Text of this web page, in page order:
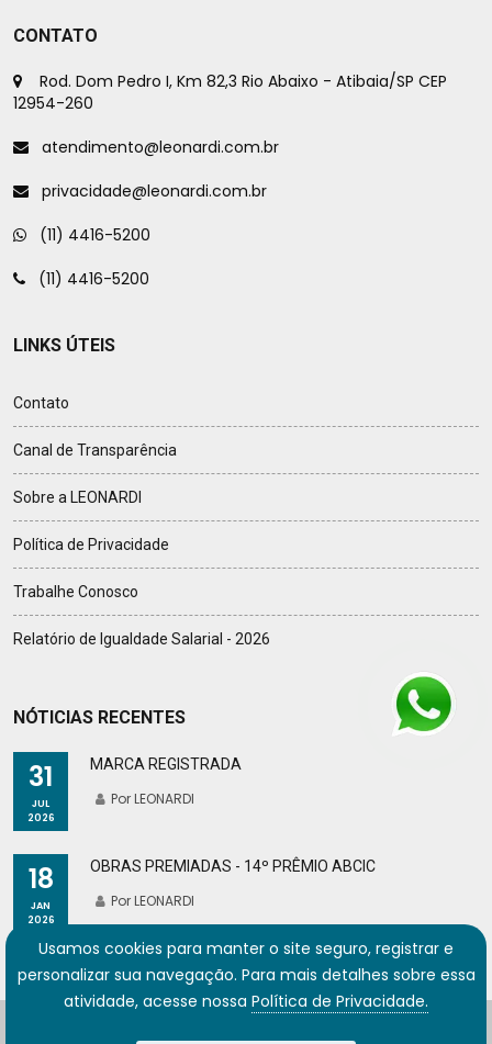
CONTATO
Rod. Dom Pedro I, Km 82,3 Rio Abaixo - Atibaia/SP CEP
12954-260
atendimento@leonardi.com.br
privacidade@leonardi.com.br
(11) 4416-5200
(11) 4416-5200
LINKS ÚTEIS
Contato
Canal de Transparência
Sobre a LEONARDI
Política de Privacidade
Trabalhe Conosco
Relatório de Igualdade Salarial - 2026
NÓTICIAS RECENTES
31
JUL
2026
MARCA REGISTRADA
Por LEONARDI
18
JAN
2026
OBRAS PREMIADAS - 14º PRÊMIO ABCIC
Por LEONARDI
Usamos cookies para manter o site seguro, registrar e
personalizar sua navegação. Para mais detalhes sobre essa
atividade, acesse nossa Política de Privacidade.